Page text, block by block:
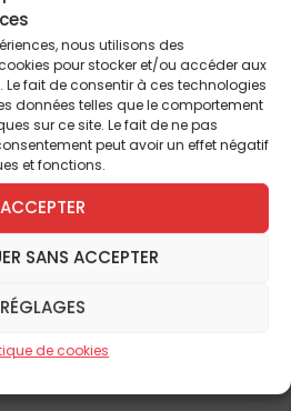
nous utilisons des
pour stocker et/ou accéder aux
fait de consentir à ces technologies
données telles que le comportement
sur ce site. Le fait de ne pas
peut avoir un effet négatif
et fonctions.
ACCEPTER
SANS ACCEPTER
RÉGLAGES
de cookies
la Trinité-des-Monts à
entre celui-ci et le
avant les thèses de
de Paule prêchait
à une époque où
dérives. Le couvent
une grande
spirituelle, mais
scientifique et politique.
les Minimes ne sont
France.
ce couvent se
à lire cet
article
autres
VOUS DÈS À